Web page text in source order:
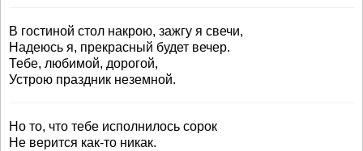
В гостиной стол накрою, зажгу я свечи,
Надеюсь я, прекрасный будет вечер.
Тебе, любимой, дорогой,
Устрою праздник неземной.
Но то, что тебе исполнилось сорок
Не верится как-то никак.